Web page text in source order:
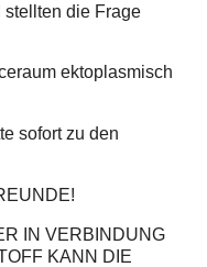
stellten die Frage
ektoplasmisch
sofort zu den
IN VERBINDUNG
KANN DIE